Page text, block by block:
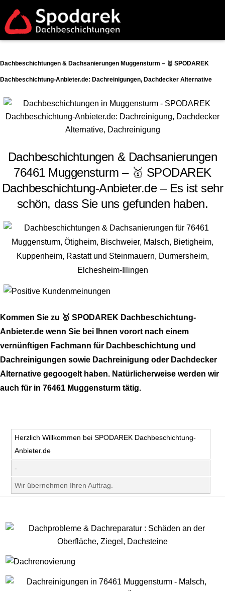
Dachbeschichtungen & Dachsanierungen Muggensturm – 🥇 SPODAREK
Dachbeschichtung-Anbieter.de: Dachreinigungen, Dachdecker Alternative
Dachbeschichtungen & Dachsanierungen
76461 Muggensturm – 🥇 SPODAREK
Dachbeschichtung-Anbieter.de – Es ist sehr
schön, dass Sie uns gefunden haben.
Kommen Sie zu 🥇 SPODAREK Dachbeschichtung-
Anbieter.de wenn Sie bei Ihnen vorort nach einem
vernünftigen Fachmann für Dachbeschichtung und
Dachreinigungen sowie Dachreinigung oder Dachdecker
Alternative gegoogelt haben. Natürlicherweise werden wir
auch für in 76461 Muggensturm tätig.
Herzlich Willkommen bei SPODAREK Dachbeschichtung-
Anbieter.de
-
Wir übernehmen Ihren Auftrag.